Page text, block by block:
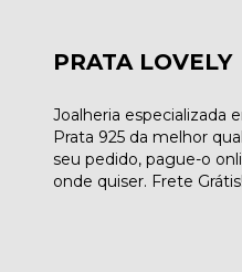
PRATA LOVELY
Joalheria especializada
Prata 925 da melhor
seu pedido, pague-o
onde quiser. Frete Grátis!